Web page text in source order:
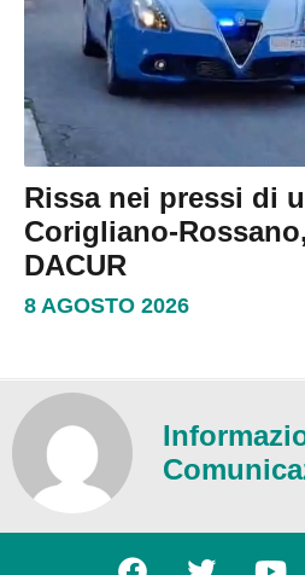
Rissa nei pressi di
Corigliano-
DACUR
8 AGOSTO 2026